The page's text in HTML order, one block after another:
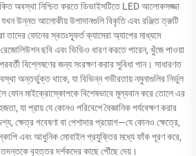
অবস্থা নিশ্চিত করতে ডিভাইসটিতে LED আলোকসজ্জা
উন্নত আলোকীয় উপাদানগুলি বিকৃতি এবং রঞ্জিত ত্রুটি
তাদের ফোনের স্বতঃস্ফূর্ত ক্যামেরা অ্যাপের মাধ্যমে
ছবি এবং ভিডিও ধারণ করতে পারেন, খুঁজে পাওয়া
বিশ্লেষণের জন্য সংরক্ষণ করার সুবিধা পান। সাধারণত
অন্তর্ভুক্ত থাকে, যা বিভিন্ন গভীরতায় নমুনাগুলির নির্ভুল
ফোন মাইক্রোস্কোপকে বিশেষভাবে মূল্যবান করে তোলে এর
যা প্রায় যে কোনও পরিবেশে বৈজ্ঞানিক পর্যবেক্ষণ করার
ক্ষেত্র গবেষণা বা পেশাদার প্রয়োগ—যে কোনও ক্ষেত্রে,
এবং আধুনিক মোবাইল প্রযুক্তির মধ্যে ফাঁক পূরণ করে,
বৃহত্তর দর্শকদের কাছে পৌঁছে দেয়।